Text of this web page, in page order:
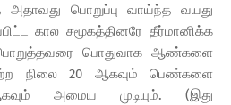
பொறுப்பு வாய்ந்த வயது
கால சமூகத்தினரே தீர்மானிக்க
பொதுவாக ஆண்களை
நிலை 20 ஆகவும் பெண்களை
அமைய முடியும். (இது